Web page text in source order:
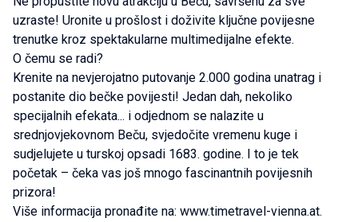
uzraste! Uronite u prošlost i doživite ključne povijesne
trenutke kroz spektakularne multimedijalne efekte.
O čemu se radi?
Krenite na nevjerojatno putovanje 2.000 godina unatrag i
postanite dio bečke povijesti! Jedan dah, nekoliko
specijalnih efekata... i odjednom se nalazite u
srednjovjekovnom Beču, svjedočite vremenu kuge i
sudjelujete u turskoj opsadi 1683. godine. I to je tek
početak – čeka vas još mnogo fascinantnih povijesnih
prizora!
Više informacija pronađite na: www.timetravel-vienna.at.